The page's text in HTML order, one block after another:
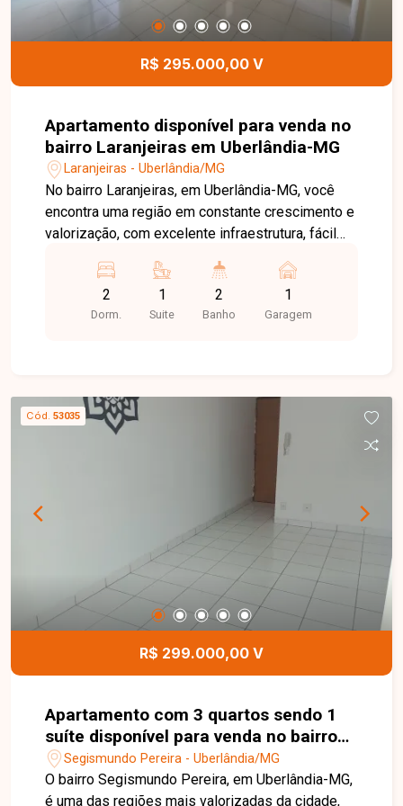
Imóveis e agende sua visita. Nossa equipe está
pronta para apresentar todos os detalhes deste
imóvel e ajudar você a encontrar o imóvel ideal
para morar ou investir.
R$ 295.000,00 V
Apartamento disponível para venda no
bairro Laranjeiras em Uberlândia-MG
Laranjeiras - Uberlândia/MG
No bairro Laranjeiras, em Uberlândia-MG, você
encontra uma região em constante crescimento e
valorização, com excelente infraestrutura, fácil
proximidade com supermercados, escolas,
farmácias e diversos comércios, proporcionando
praticidade e qualidade de vida. Apartamento
cozinha, área de serviço e 1 vaga de garagem
coberta. O imóvel possui ambientes modernos,
bem distribuídos e excelente iluminação natural,
sendo ideal para quem busca conforto,
praticidade e a oportunidade de morar em um
oportunidade para quem deseja morar em um
apartamento novo, bem localizado e com todo o
conforto para o dia a dia. Entre em contato e
agende sua visita!
2
Dorm.
1
Suite
2
Banho
1
Garagem
Cód. 53035
R$ 299.000,00 V
Apartamento com 3 quartos sendo 1
suíte disponível para venda no bairro
Segismundo Pereira em Uberlândia-
MG
Segismundo Pereira - Uberlândia/MG
O bairro Segismundo Pereira, em Uberlândia-MG,
é uma das regiões mais valorizadas da cidade,